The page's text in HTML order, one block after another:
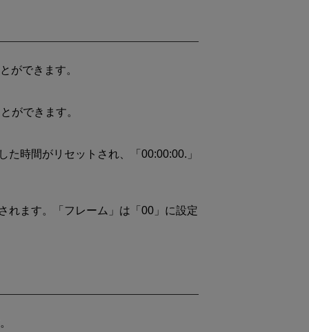
ができます。
ができます。
た時間がリセットされ、「00:00:00.」
れます。「フレーム」は「00」に設定